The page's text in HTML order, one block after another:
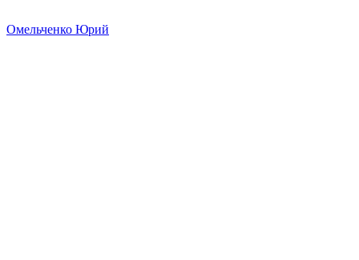
Омельченко Юрий